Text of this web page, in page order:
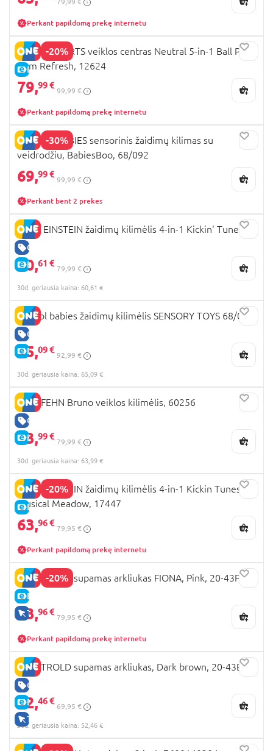
Perkant papildomą prekę internetu
-20%
E-KAINA
BRIGHT STARTS veiklos centras Neutral 5-in-1 Ball Pit
Gym Refresh, 12624
79,99 €
99,99 €
Perkant papildomą prekę internetu
-30%
CANPOL BABIES sensorinis žaidimų kilimas su
veidrodžiu, BabiesBoo, 68/092
69,99 €
99,99 €
Perkant bent 2 prekes
GERA KAINA
E-KAINA
BABY EINSTEIN žaidimų kilimėlis 4-in-1 Kickin' Tunes™
60,61 €
79,99 €
30d. geriausia kaina: 60,61 €
GERA KAINA
E-KAINA
Canpol babies žaidimų kilimėlis SENSORY TOYS 68/077
65,09 €
92,99 €
30d. geriausia kaina: 65,09 €
GERA KAINA
E-KAINA
BABYFEHN Bruno veiklos kilimėlis, 60256
63,99 €
79,99 €
30d. geriausia kaina: 63,99 €
-20%
E-KAINA
BABY EINSTEIN žaidimų kilimėlis 4-in-1 Kickin Tunes
Musical Meadow, 17447
63,96 €
79,95 €
Perkant papildomą prekę internetu
-20%
E-KAINA
TIK INTERNETU
BABYTROLD supamas arkliukas FIONA, Pink, 20-43FI
63,96 €
79,95 €
Perkant papildomą prekę internetu
GERA KAINA
E-KAINA
TIK INTERNETU
BABYTROLD supamas arkliukas, Dark brown, 20-43BA
52,46 €
69,95 €
30d. geriausia kaina: 52,46 €